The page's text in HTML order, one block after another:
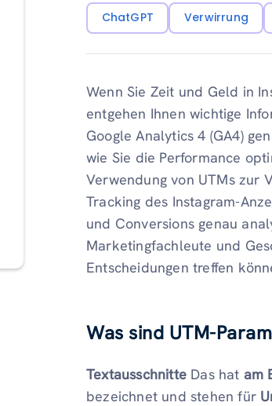
ChatGPT Verwirrung
Wenn Sie Zeit und Geld in
entgehen Ihnen wichtige
Google Analytics 4 (GA4)
wie Sie die Performance
Verwendung von UTMs zur
Tracking des Instagram-
und Conversions genau
Marketingfachleute und
Entscheidungen treffen
Was sind UTM-
Textausschnitte Das hat am
bezeichnet und stehen für